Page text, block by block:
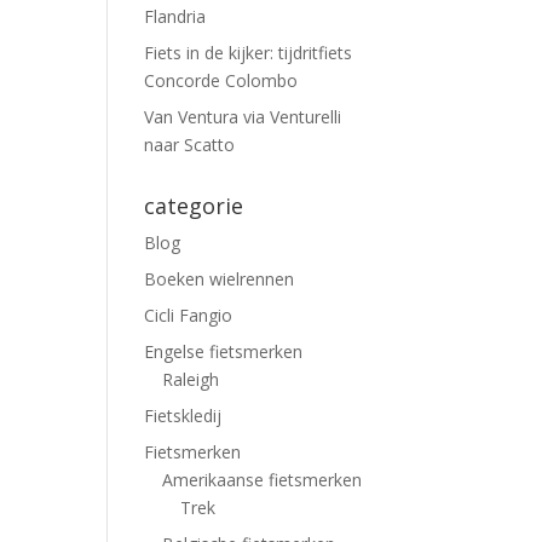
Flandria
Fiets in de kijker: tijdritfiets
Concorde Colombo
Van Ventura via Venturelli
naar Scatto
categorie
Blog
Boeken wielrennen
Cicli Fangio
Engelse fietsmerken
Raleigh
Fietskledij
Fietsmerken
Amerikaanse fietsmerken
Trek